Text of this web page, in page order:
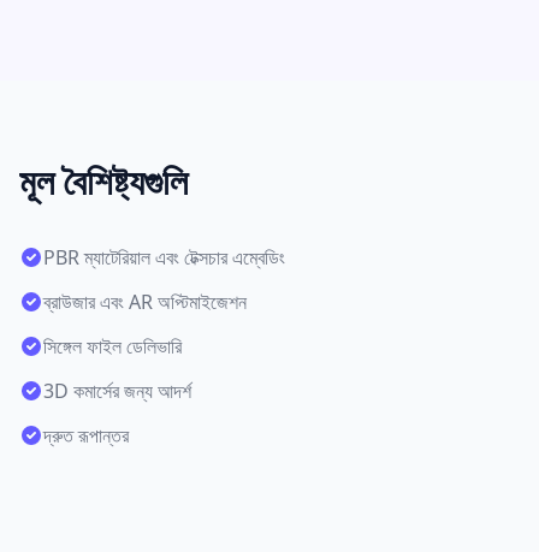
মূল বৈশিষ্ট্যগুলি
PBR ম্যাটেরিয়াল এবং টেক্সচার এম্বেডিং
ব্রাউজার এবং AR অপ্টিমাইজেশন
সিঙ্গেল ফাইল ডেলিভারি
3D কমার্সের জন্য আদর্শ
দ্রুত রূপান্তর